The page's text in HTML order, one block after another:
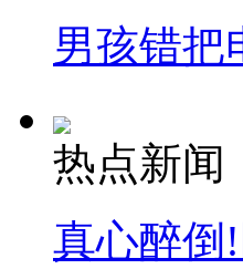
走！跟着总书记去植树
消防员救轻生者 花炮节
男孩错把
热点新闻
真心醉倒